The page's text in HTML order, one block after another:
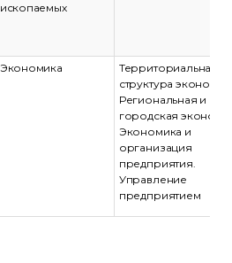
ископаемых
Экономика
Территориальная
структура
Региональная и
городская
Экономика и
организация
предприятия.
Управление
предприятием